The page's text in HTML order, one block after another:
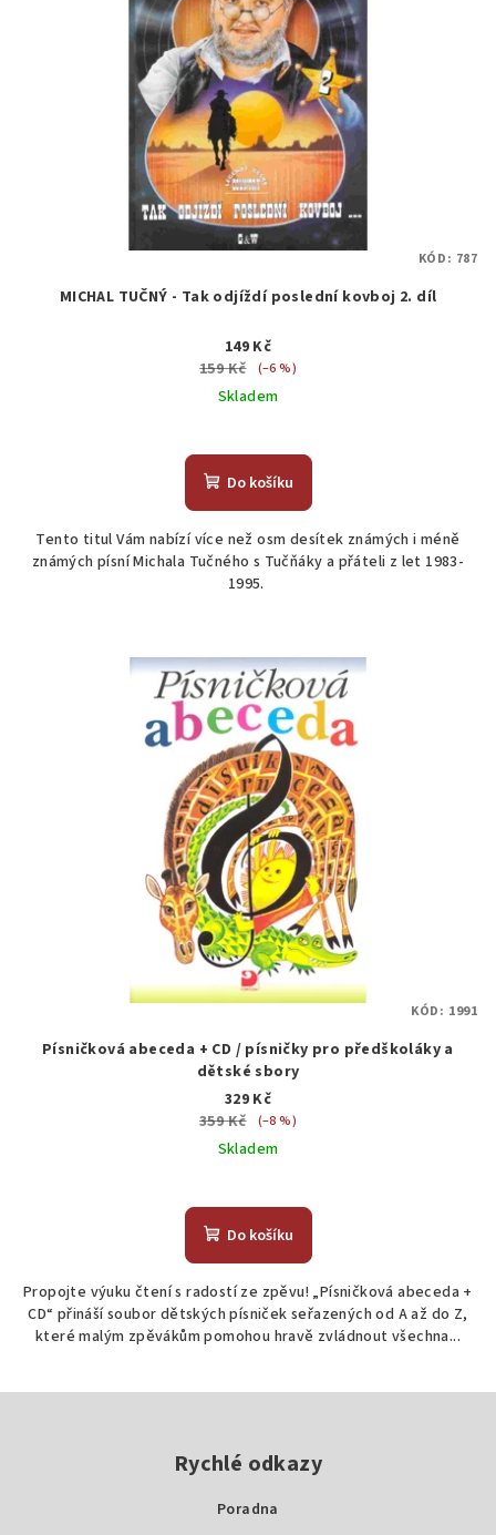
MICHAL TUČNÝ - Tak odjíždí poslední kovboj 2. díl
149 Kč
159 Kč
(–6 %)
Skladem
Do košíku
Tento titul Vám nabízí více než osm desítek známých i méně
známých písní Michala Tučného s Tučňáky a přáteli z let 1983-
1995.
KÓD: 787
Písničková abeceda + CD / písničky pro předškoláky a
dětské sbory
329 Kč
359 Kč
(–8 %)
Skladem
Do košíku
Propojte výuku čtení s radostí ze zpěvu! „Písničková abeceda +
CD“ přináší soubor dětských písniček seřazených od A až do Z,
které malým zpěvákům pomohou hravě zvládnout všechna...
KÓD: 1991
Rychlé odkazy
Poradna